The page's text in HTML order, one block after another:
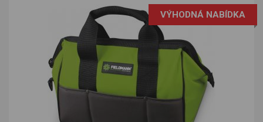
VÝHODNÁ NABÍDKA